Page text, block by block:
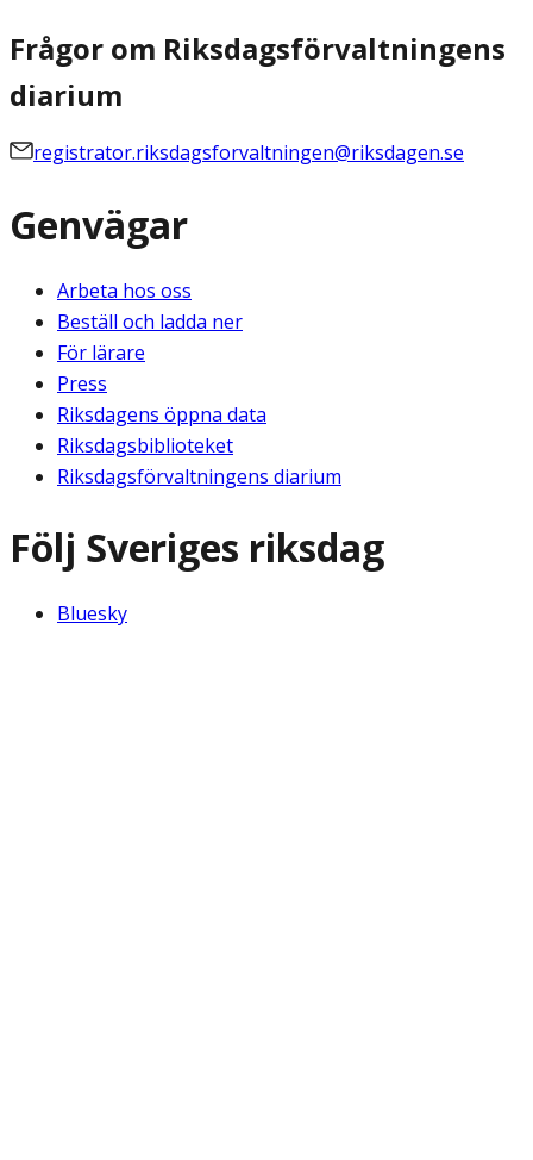
Frågor om Riksdagsförvaltningens
diarium
registrator.riksdagsforvaltningen@riksdagen.se
Genvägar
Arbeta hos oss
Beställ och ladda ner
För lärare
Press
Riksdagens öppna data
Riksdagsbiblioteket
Riksdagsförvaltningens diarium
Följ Sveriges riksdag
Bluesky